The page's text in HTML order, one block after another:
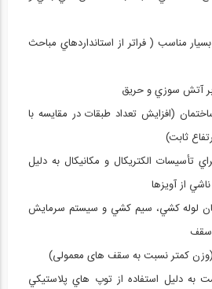
مناسب ( فراتر از استانداردهاي مباحث
آتش سوزي و حريق
(افزايش تعداد طبقات در مقايسه با
ثابت)
تأسيسات الکتريکال و مکانيکال به دليل
از آويزها
لوله کشي، سيم کشي و سيستم سرمايش
سقف
کمتر نسبت به سقف های معمولی)
به دليل استفاده از توپ هاي پلاستيکي